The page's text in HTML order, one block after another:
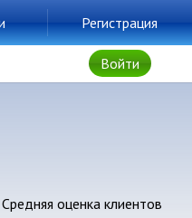
Регистрация
Войти
Средняя оценка клиентов